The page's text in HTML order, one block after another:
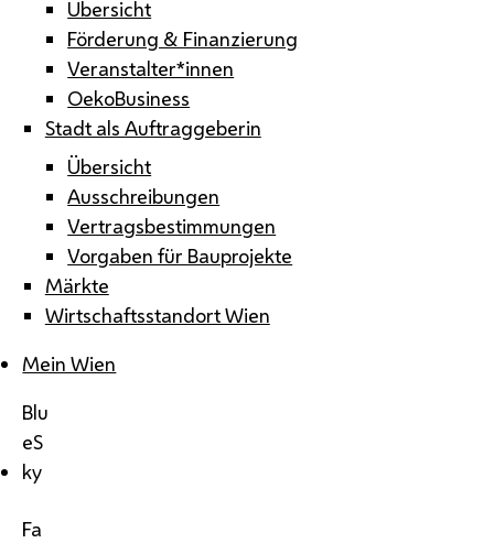
Übersicht
Förderung & Finanzierung
Veranstalter*innen
OekoBusiness
Stadt als Auftraggeberin
Übersicht
Ausschreibungen
Vertragsbestimmungen
Vorgaben für Bauprojekte
Märkte
Wirtschaftsstandort Wien
Mein Wien
Blu
eS
ky
Fa